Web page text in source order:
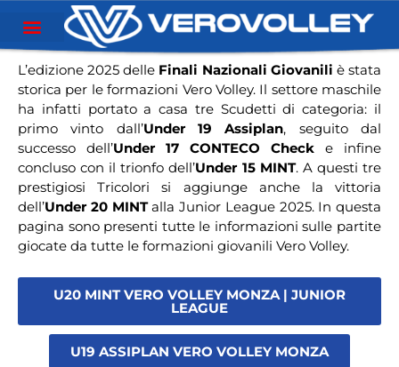
L’edizione 2025 delle Finali Nazionali Giovanili è stata
storica per le formazioni Vero Volley. Il settore maschile
ha infatti portato a casa tre Scudetti di categoria: il
primo vinto dall’Under 19 Assiplan, seguito dal
successo dell’Under 17 CONTECO Check e infine
concluso con il trionfo dell’Under 15 MINT. A questi tre
prestigiosi Tricolori si aggiunge anche la vittoria
dell’Under 20 MINTalla Junior League 2025. In questa
pagina sono presenti tutte le informazioni sulle partite
giocate da tutte le formazioni giovanili Vero Volley.
U20 MINT VERO VOLLEY MONZA | JUNIOR
LEAGUE
U19 ASSIPLAN VERO VOLLEY MONZA